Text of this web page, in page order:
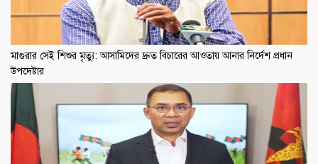
মাগুরার সেই শিশুর মৃত্যু: আসামিদের দ্রুত বিচারের আওতায় আনার নির্দেশ প্রধান
উপদেষ্টার